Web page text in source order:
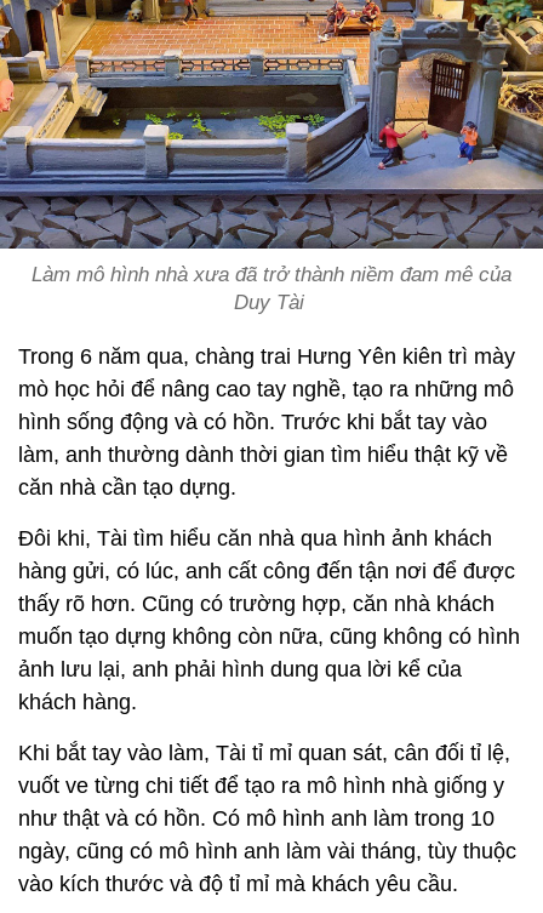
Làm mô hình nhà xưa đã trở thành niềm đam mê của
Duy Tài
Trong 6 năm qua, chàng trai Hưng Yên kiên trì mày
mò học hỏi để nâng cao tay nghề, tạo ra những mô
hình sống động và có hồn. Trước khi bắt tay vào
làm, anh thường dành thời gian tìm hiểu thật kỹ về
căn nhà cần tạo dựng.
Đôi khi, Tài tìm hiểu căn nhà qua hình ảnh khách
hàng gửi, có lúc, anh cất công đến tận nơi để được
thấy rõ hơn. Cũng có trường hợp, căn nhà khách
muốn tạo dựng không còn nữa, cũng không có hình
ảnh lưu lại, anh phải hình dung qua lời kể của
khách hàng.
Khi bắt tay vào làm, Tài tỉ mỉ quan sát, cân đối tỉ lệ,
vuốt ve từng chi tiết để tạo ra mô hình nhà giống y
như thật và có hồn. Có mô hình anh làm trong 10
ngày, cũng có mô hình anh làm vài tháng, tùy thuộc
vào kích thước và độ tỉ mỉ mà khách yêu cầu.